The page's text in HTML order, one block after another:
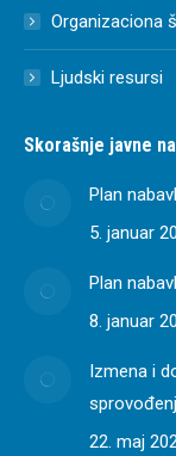
Organizaciona
Ljudski resursi
Skorašnje javne
Plan
5. januar
Plan
8. januar
Izmena i
22. maj